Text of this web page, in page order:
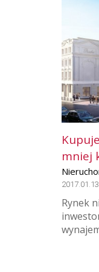
mniej
2017.01.13
Rynek